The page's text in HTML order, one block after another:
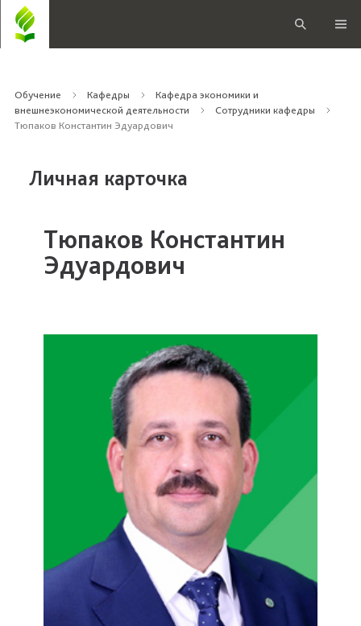
Обучение Кафедры
Кафедра экономики и
внешнеэкономической деятельности
Сотрудники кафедры
Тюпаков Константин Эдуардович
Личная карточка
Тюпаков Константин
Эдуардович